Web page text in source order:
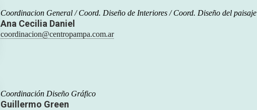
Coordinacion General / Coord. Diseño de Interiores / Coord. Diseño del paisaje
Ana Cecilia Daniel
coordinacion@centropampa.com.ar
Coordinación Diseño Gráfico
Guillermo Green